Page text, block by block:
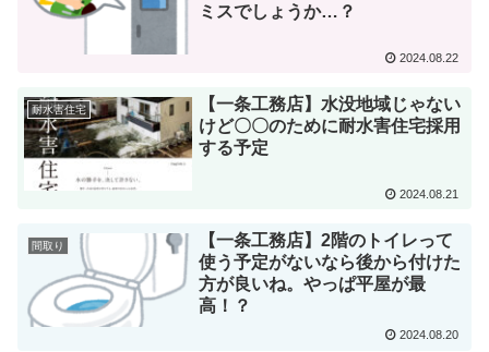
ミスでしょうか…？
2024.08.22
耐水害住宅
【一条工務店】水没地域じゃない
けど〇〇のために耐水害住宅採用
する予定
2024.08.21
間取り
【一条工務店】2階のトイレって
使う予定がないなら後から付けた
方が良いね。やっぱ平屋が最
高！？
2024.08.20